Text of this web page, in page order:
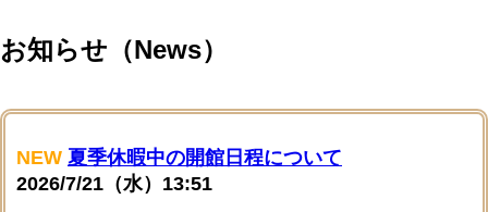
お知らせ（News）
NEW 夏季休暇中の開館日程について
2026/7/21（水）13:51